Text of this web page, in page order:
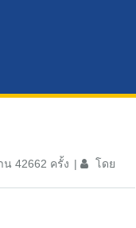
น 42662 ครั้ง โดย